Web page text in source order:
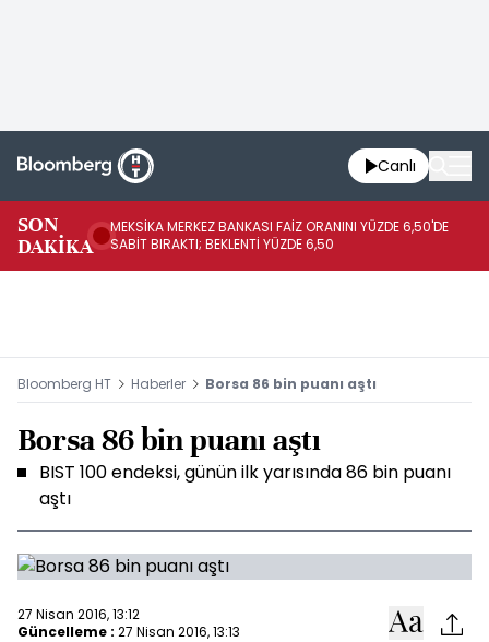
Canlı
SON
DAKİKA
MEKSİKA MERKEZ BANKASI FAİZ ORANINI YÜZDE 6,50'DE
SABİT BIRAKTI; BEKLENTİ YÜZDE 6,50
Bloomberg HT Haberler Borsa 86 bin puanı aştı
Borsa 86 bin puanı aştı
BIST 100 endeksi, günün ilk yarısında 86 bin puanı
aştı
27 Nisan 2016, 13:12
Güncelleme : 27 Nisan 2016, 13:13